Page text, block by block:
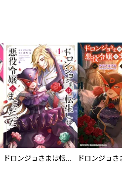
ドロンジョさまは転生しても悪役令嬢のままだった